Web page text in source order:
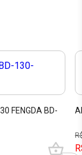
FENGDA BD-